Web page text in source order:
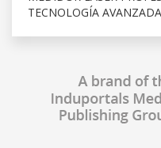
TECNOLOGÍA